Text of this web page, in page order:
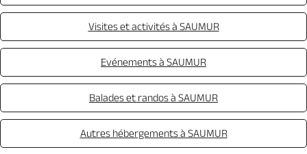
Visites et activités à SAUMUR
Evénements à SAUMUR
Balades et randos à SAUMUR
Autres hébergements à SAUMUR